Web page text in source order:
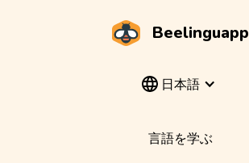
Beelinguapp
日本語
言語を学ぶ